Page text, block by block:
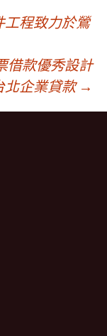
工程致力於鶯
借款優秀設計
北企業貸款 →